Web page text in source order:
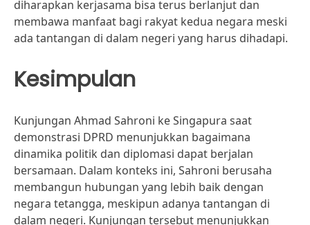
diharapkan kerjasama bisa terus berlanjut dan
membawa manfaat bagi rakyat kedua negara meski
ada tantangan di dalam negeri yang harus dihadapi.
Kesimpulan
Kunjungan Ahmad Sahroni ke Singapura saat
demonstrasi DPRD menunjukkan bagaimana
dinamika politik dan diplomasi dapat berjalan
bersamaan. Dalam konteks ini, Sahroni berusaha
membangun hubungan yang lebih baik dengan
negara tetangga, meskipun adanya tantangan di
dalam negeri. Kunjungan tersebut menunjukkan